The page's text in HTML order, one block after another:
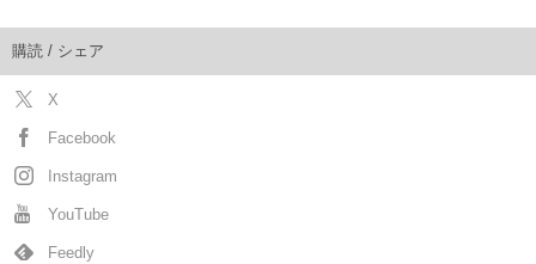
購読 / シェア
X
Facebook
Instagram
YouTube
Feedly